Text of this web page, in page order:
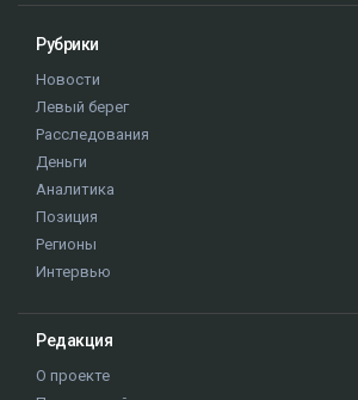
Рубрики
Новости
Левый берег
Расследования
Деньги
Аналитика
Позиция
Регионы
Интервью
Редакция
О проекте